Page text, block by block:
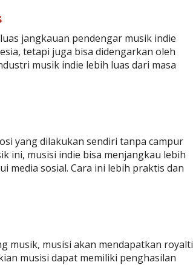
jangkauan pendengar musik indie
tetapi juga bisa didengarkan oleh
musik indie lebih luas dari masa
yang dilakukan sendiri tanpa campur
ini, musisi indie bisa menjangkau lebih
media sosial. Cara ini lebih praktis dan
musik, musisi akan mendapatkan royalti
musisi dapat memiliki penghasilan